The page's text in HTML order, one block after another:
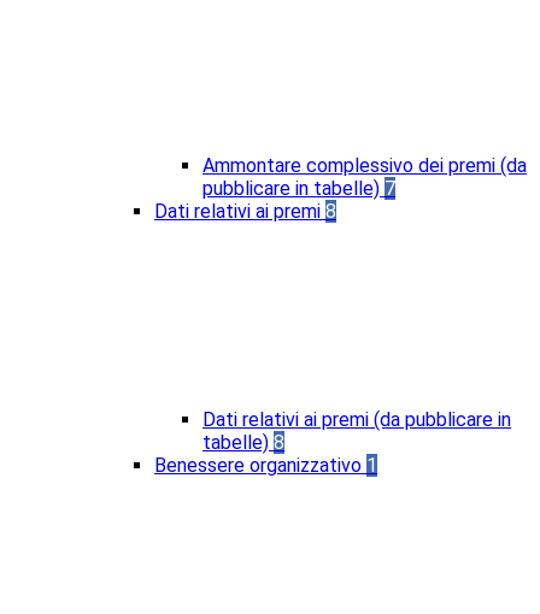
Ammontare complessivo dei premi (da
pubblicare in tabelle) 7
Dati relativi ai premi 8
Dati relativi ai premi (da pubblicare in
tabelle) 8
Benessere organizzativo 1